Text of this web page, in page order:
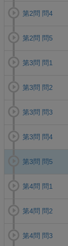
第2問 問4
第2問 問5
第3問 問1
第3問 問2
第3問 問3
第3問 問4
第3問 問5
第4問 問1
第4問 問2
第4問 問3